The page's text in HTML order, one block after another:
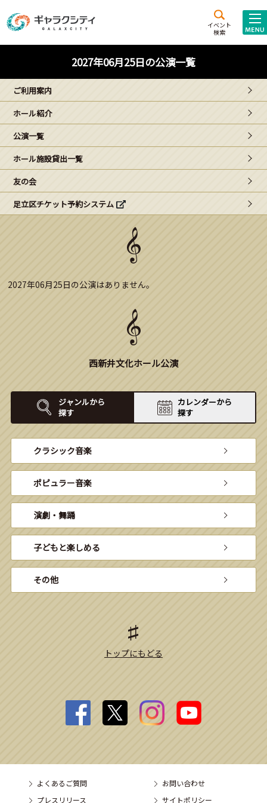
イベント
検索
施設案内
西新井
文化ホール
ギャラクシティとは
こどもみーてぃんぐ
Gがくえん
ブランドからのお知らせ
2027年06月25日の公演一覧
ご利用案内
ホール紹介
公演一覧
ホール施設貸出一覧
友の会
足立区チケット予約システム
2027年06月25日の公演はありません。
西新井文化ホール公演
ジャンルから
探す
カレンダーから
探す
クラシック音楽
ポピュラー音楽
演劇・舞踊
子どもと楽しめる
その他
トップにもどる
よくあるご質問
お問い合わせ
プレスリリース
サイトポリシー